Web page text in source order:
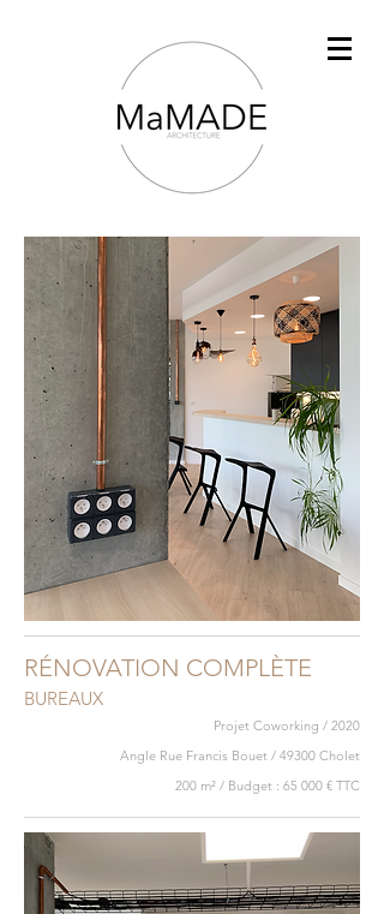
RÉNOVATION COMPLÈTE
BUREAUX
Projet Coworking / 2020
Angle Rue Francis Bouet / 49300 Cholet
200 m² / Budget : 65 000 € TTC